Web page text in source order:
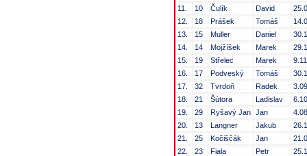
11.
10 Čulík David
12.
18 Prášek Tomáš
13.
15 Muller Daniel
14.
14 Mojžíšek Marek
15.
19 Střelec Marek
16.
17 Podveský Tomáš
17.
32 Tvrdoň Radek
18.
21 Šútora Ladislav
19.
29 Ryšavý Jan Jan
20.
13 Langner Jakub
21.
25 Kočiščák Jan
22.
23 Fiala Petr